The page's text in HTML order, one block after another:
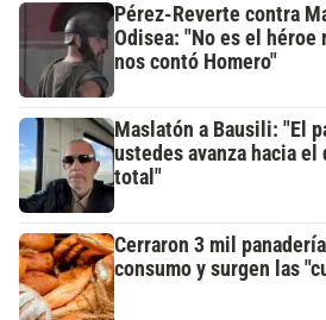
Pérez-Reverte contra
Odisea: "No es el héroe
nos contó Homero"
Maslatón a Bausili: "El
ustedes avanza hacia
total"
Cerraron 3 mil
consumo y surgen las